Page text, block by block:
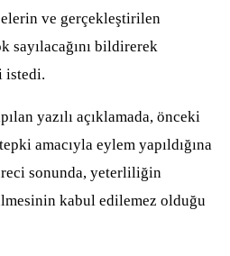
ve gerçekleştirilen
sayılacağını bildirerek
istedi.
yazılı açıklamada, önceki
amacıyla eylem yapıldığına
sonunda, yeterliliğin
kabul edilemez olduğu